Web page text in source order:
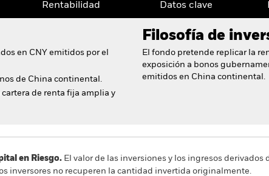
Rentabilidad Datos clave
en CNY emitidos por el
de China continental.
de renta fija amplia y
Filosofía de
El fondo pretende replicar la
exposición a bonos
emitidos en China continental.
en Riesgo. El valor de las inversiones y los ingresos derivados
inversores no recuperen la cantidad invertida originalmente.